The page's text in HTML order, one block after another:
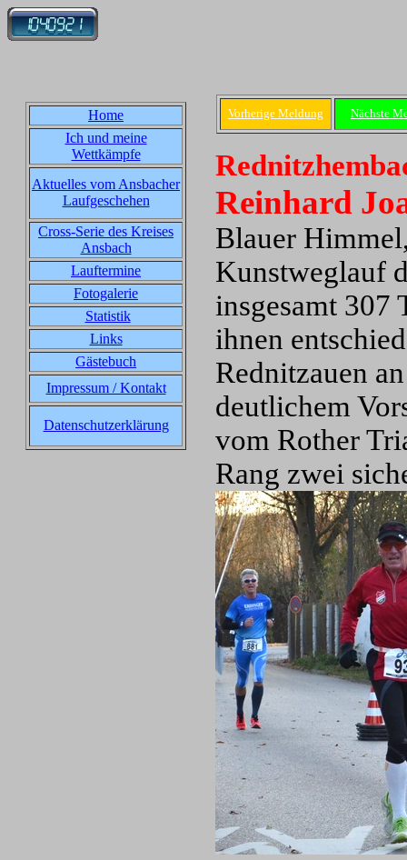
Home
Ich und meine
Wettkämpfe
Aktuelles vom Ansbacher
Laufgeschehen
Cross-Serie des Kreises
Ansbach
Lauftermine
Fotogalerie
Statistik
Links
Gästebuch
Impressum / Kontakt
Datenschutzerklärung
Vorherige Meldung Nächste
Reinhard
Blauer
Kunstweglauf
insgesamt 307
ihnen
Rednitzauen
deutlichem
vom Rother
Rang zwei